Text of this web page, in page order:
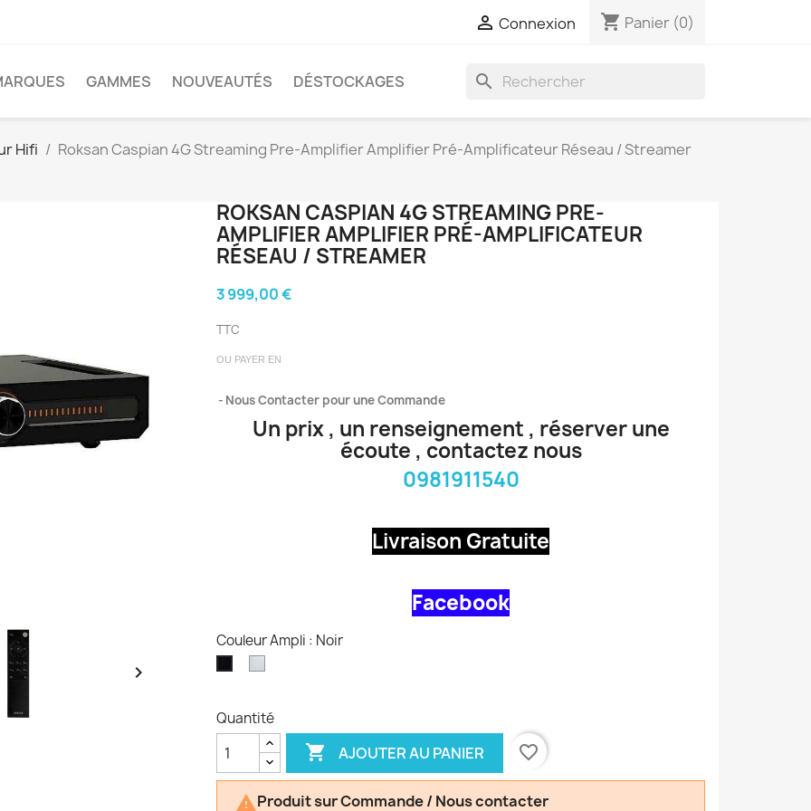
 Connexion shopping_cart Panier (0)
GAMMES NOUVEAUTÉS DÉSTOCKAGES search
Hifi Roksan Caspian 4G Streaming Pre-Amplifier Amplifier Pré-Amplificateur Réseau / Streamer

ROKSAN CASPIAN 4G STREAMING PRE-
AMPLIFIER AMPLIFIER PRÉ-AMPLIFICATEUR
RÉSEAU / STREAMER
3 999,00 €
TTC
OU PAYER EN
Nous Contacter pour une Commande
Un prix , un renseignement , réserver une
écoute , contactez nous
0981911540
Livraison Gratuite
Facebook
Couleur Ampli : Noir
Quantité
 AJOUTER AU PANIER favorite_border
Produit sur Commande / Nous contacter